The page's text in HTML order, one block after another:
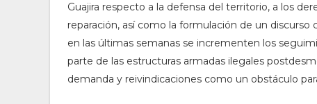
Guajira respecto a la defensa del territorio, a los
reparación, así como la formulación de un
en las últimas semanas se incrementen los
parte de las estructuras armadas ilegales
demanda y reivindicaciones como un obstáculo